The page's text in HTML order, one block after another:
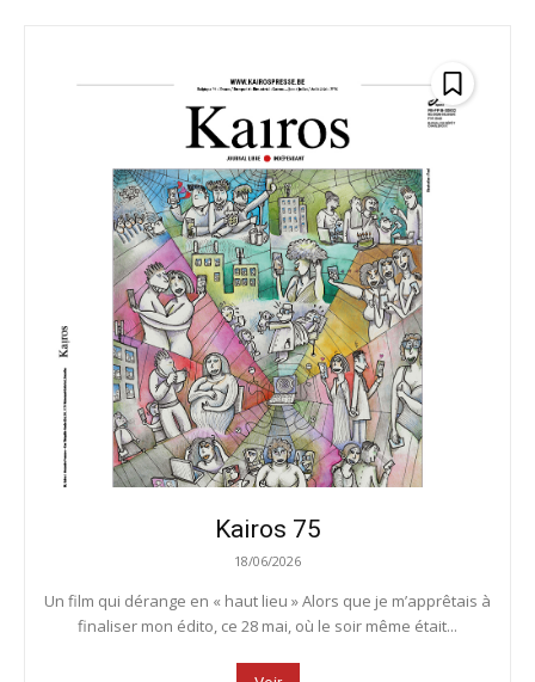
Kairos 75
18/06/2026
Un film qui dérange en « haut lieu » Alors que je m’apprêtais à
finaliser mon édito, ce 28 mai, où le soir même était...